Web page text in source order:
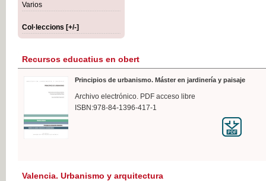
Varios
Col·leccions [+/-]
Recursos educatius en obert
Principios de urbanismo. Máster en jardinería y paisaje
Archivo electrónico. PDF acceso libre
ISBN:978-84-1396-417-1
Valencia. Urbanismo y arquitectura